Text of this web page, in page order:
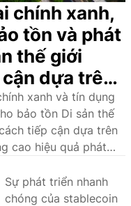
chính xanh,
tồn và phát
thế giới
dựa trên
xanh và tín dụng
bảo tồn Di sản thế
tiếp cận dựa trên
cao hiệu quả phát
Sự phát triển nhanh
chóng của stablecoin